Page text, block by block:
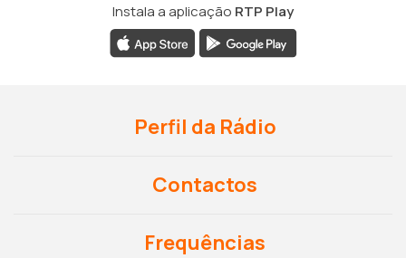
Instala a aplicação RTP Play
Perfil da Rádio
Contactos
Frequências